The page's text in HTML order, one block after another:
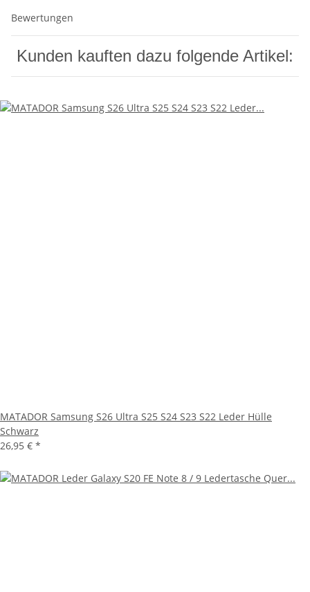
Bewertungen
Kunden kauften dazu folgende Artikel:
MATADOR Samsung S26 Ultra S25 S24 S23 S22 Leder Hülle
Schwarz
26,95 € *